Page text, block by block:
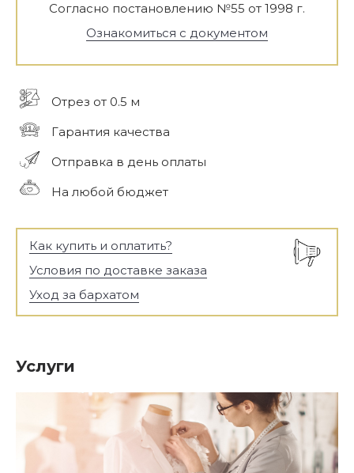
Согласно постановлению №55 от 1998 г.
Ознакомиться с документом
Отрез от 0.5 м
Гарантия качества
Отправка в день оплаты
На любой бюджет
Как купить и оплатить?
Условия по доставке заказа
Уход за бархатом
Услуги